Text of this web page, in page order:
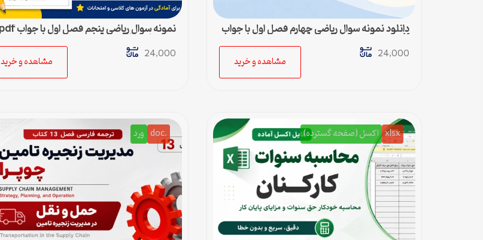
دانلود نمونه سوال ریاضی چهارم فصل اول با جواب
pdf و ورد
24,000
مشاهده و خرید
ورد + پاسخنامه
24,000
مشاهده و خرید
xlsx اکسل (صفحه گسترده) .doc ورد